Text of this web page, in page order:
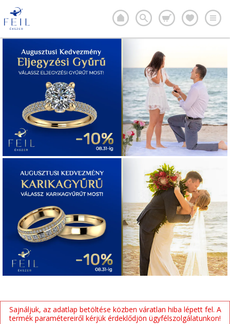
Sajnáljuk, az adatlap betöltése közben váratlan hiba lépett fel. A
termék paramétereiről kérjük érdeklődjön ügyfélszolgálatunkon!